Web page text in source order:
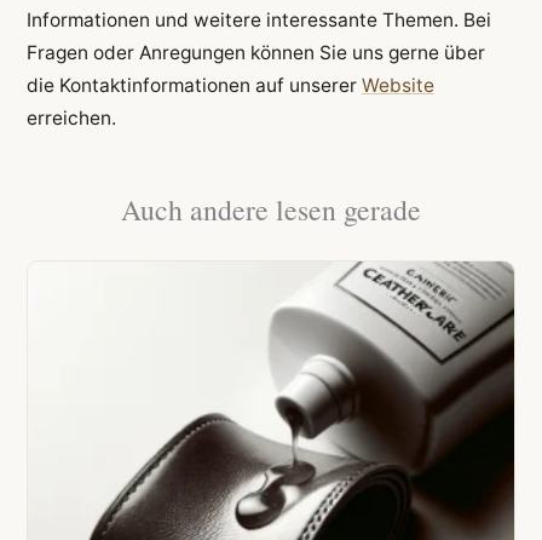
Informationen und weitere interessante Themen. Bei
Fragen oder Anregungen können Sie uns gerne über
die Kontaktinformationen auf unserer Website
erreichen.
Auch andere lesen gerade